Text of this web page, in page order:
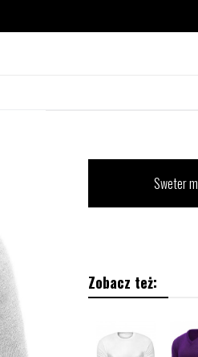
Sweter
Zobacz też: